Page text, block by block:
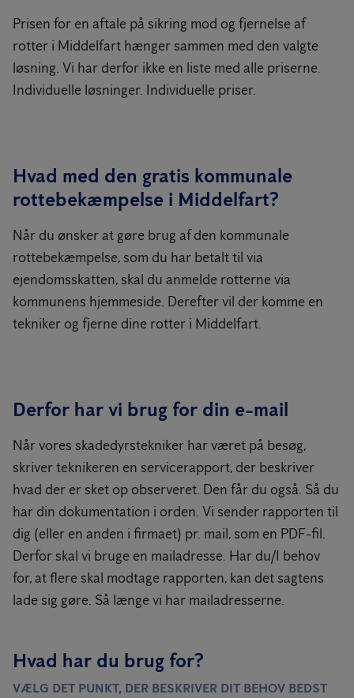
Prisen for en aftale på sikring mod og fjernelse af
rotter i Middelfart hænger sammen med den valgte
løsning. Vi har derfor ikke en liste med alle priserne.
Individuelle løsninger. Individuelle priser.
Hvad med den gratis kommunale
rottebekæmpelse i Middelfart?
Når du ønsker at gøre brug af den kommunale
rottebekæmpelse, som du har betalt til via
ejendomsskatten, skal du anmelde rotterne via
kommunens hjemmeside. Derefter vil der komme en
tekniker og fjerne dine rotter i Middelfart.
Derfor har vi brug for din e-mail
Når vores skadedyrstekniker har været på besøg,
skriver teknikeren en servicerapport, der beskriver
hvad der er sket op observeret. Den får du også. Så du
har din dokumentation i orden. Vi sender rapporten til
dig (eller en anden i firmaet) pr. mail, som en PDF-fil.
Derfor skal vi bruge en mailadresse. Har du/I behov
for, at flere skal modtage rapporten, kan det sagtens
lade sig gøre. Så længe vi har mailadresserne.
Hvad har du brug for?
VÆLG DET PUNKT, DER BESKRIVER DIT BEHOV BEDST